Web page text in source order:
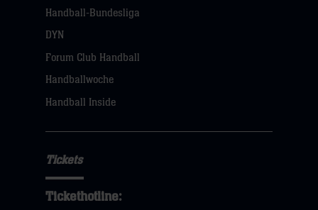
Handball-Bundesliga
DYN
Forum Club Handball
Handballwoche
Handball Inside
Tickets
Tickethotline: